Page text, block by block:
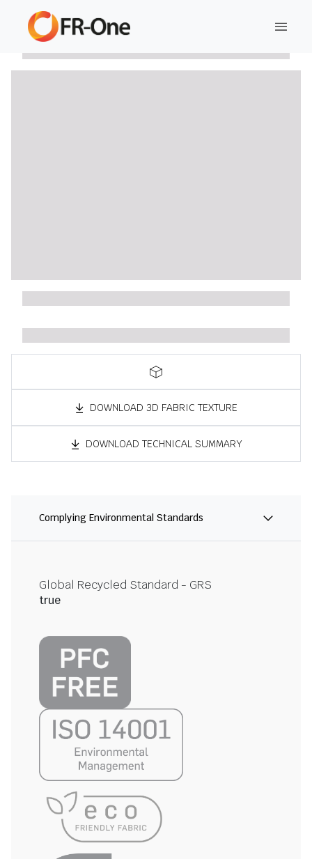
DOWNLOAD 3D FABRIC TEXTURE
DOWNLOAD TECHNICAL SUMMARY
Complying Environmental Standards
Global Recycled Standard - GRS
true